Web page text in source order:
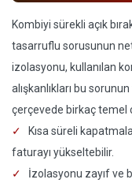
Kombiyi sürekli açık
tasarruflu sorusunun
izolasyonu, kullanılan
alışkanlıkları bu
çerçevede birkaç temel
Kısa süreli
faturayı yükseltebilir.
İzolasyonu zayıf ve